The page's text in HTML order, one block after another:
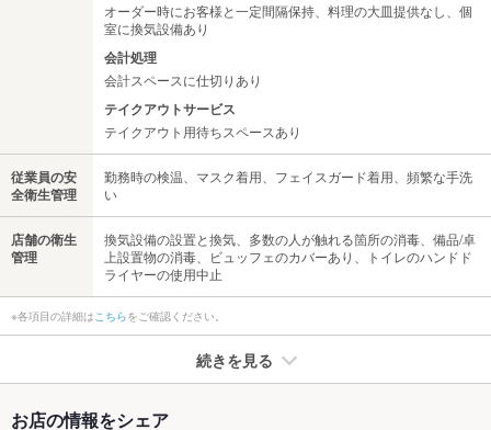
オーダー時にお客様と一定間隔保持、料理の大皿提供なし、個
室に換気設備あり
会計処理
会計スペースに仕切りあり
テイクアウトサービス
テイクアウト用待ちスペースあり
従業員の安
全衛生管理
勤務時の検温、マスク着用、フェイスガード着用、頻繁な手洗
い
店舗の衛生
管理
換気設備の設置と換気、多数の人が触れる箇所の消毒、備品/卓
上設置物の消毒、ビュッフェのカバーあり、トイレのハンドド
ライヤーの使用中止
※各項目の詳細はこちらをご確認ください。
続きを見る
お店の情報をシェア